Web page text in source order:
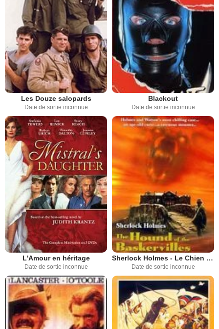
Les Douze salopards
Date de sortie inconnue
Blackout
Date de sortie inconnue
L'Amour en héritage
Date de sortie inconnue
Sherlock Holmes - Le Chien des Baskerville
Date de sortie inconnue